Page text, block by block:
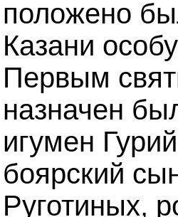
положено
Казани
Первым
назначен
игумен
боярский
Руготиных,